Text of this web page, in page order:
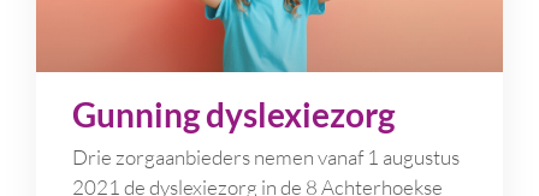
Gunning dyslexiezorg
Drie zorgaanbieders nemen vanaf 1 augustus
2021 de dyslexiezorg in de 8 Achterhoekse